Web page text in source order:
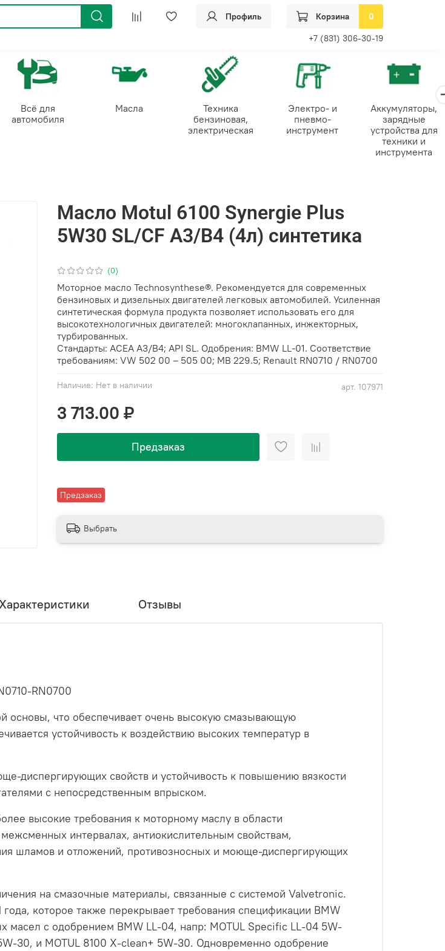
Профиль Корзина 0
+7 (831) 306-30-19
Всё для
автомобиля
Масла
Техника
бензиновая,
электрическая
Электро- и
пневмо-
инструмент
Аккумуляторы,
зарядные
устройства для
техники и
инструмента
(0)
арт. 107971
Наличие: Нет в наличии
Предзаказ
Масло Motul 6100 Synergie Plus
5W30 SL/CF A3/B4 (4л) синтетика
3 713.00 ₽
Предзаказ
Моторное масло Technosynthese®. Рекомендуется для современных
бензиновых и дизельных двигателей легковых автомобилей. Усиленная
синтетическая формула продукта позволяет использовать его для
высокотехнологичных двигателей: многоклапанных, инжекторных,
турбированных.
Стандарты: ACEA A3/B4; API SL. Одобрения: BMW LL-01. Соответствие
требованиям: VW 502 00 – 505 00; MB 229.5; Renault RN0710 / RN0700
Выбрать
Отзывы
RN0700
основы, что обеспечивает очень высокую смазывающую
устойчивость к воздействию высоких температур в
диспергирующих свойств и устойчивость к повышению вязкости
с непосредственным впрыском.
высокие требования к моторному маслу в области
интервалах, антиокислительным свойствам,
шламов и отложений, противозносных и моюще-диспергирующих
на смазочные материалы, связанные с системой Valvetronic.
которое также перекрывает требования спецификации BMW
масел с одобрением BMW LL-04, напр: MOTUL Specific LL-04 5W-
30, и MOTUL 8100 X-clean+ 5W-30. Одновременно одобрение